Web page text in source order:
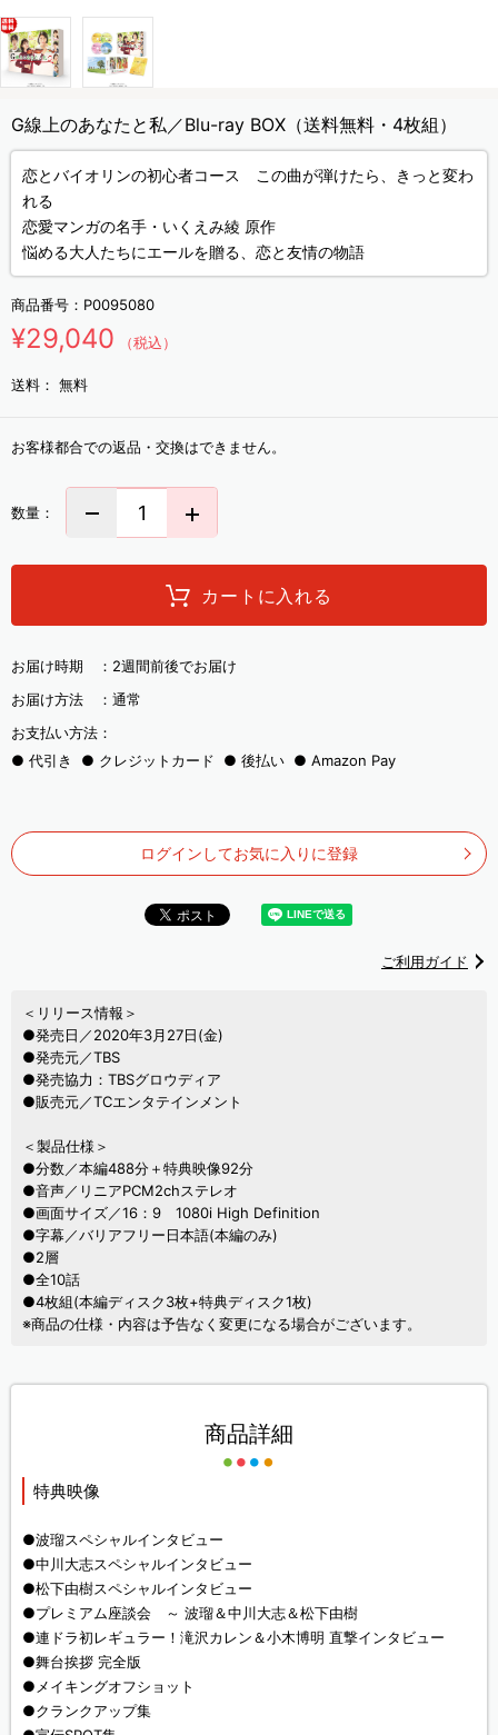
G線上のあなたと私／Blu-ray BOX（送料無料・4枚組）
恋とバイオリンの初心者コース この曲が弾けたら、きっと変わ
れる
恋愛マンガの名手・いくえみ綾 原作
悩める大人たちにエールを贈る、恋と友情の物語
商品番号： P0095080
¥29,040 （税込）
送料： 無料
お客様都合での返品・交換はできません。
数量：
カートに入れる
お届け時期 ： 2週間前後でお届け
お届け方法 ： 通常
お支払い方法：
代引き
クレジットカード 後払い Amazon Pay
ログインしてお気に入りに登録
ご利用ガイド
＜リリース情報＞
●発売日／2020年3月27日(金)
●発売元／TBS
●発売協力：TBSグロウディア
●販売元／TCエンタテインメント
＜製品仕様＞
●分数／本編488分＋特典映像92分
●音声／リニアPCM2chステレオ
●画面サイズ／16：9 1080i High Definition
●字幕／バリアフリー日本語(本編のみ)
●2層
●全10話
●4枚組(本編ディスク3枚+特典ディスク1枚)
※商品の仕様・内容は予告なく変更になる場合がございます。
商品詳細
特典映像
●波瑠スペシャルインタビュー
●中川大志スペシャルインタビュー
●松下由樹スペシャルインタビュー
●プレミアム座談会 ～ 波瑠＆中川大志＆松下由樹
●連ドラ初レギュラー！滝沢カレン＆小木博明 直撃インタビュー
●舞台挨拶 完全版
●メイキングオフショット
●クランクアップ集